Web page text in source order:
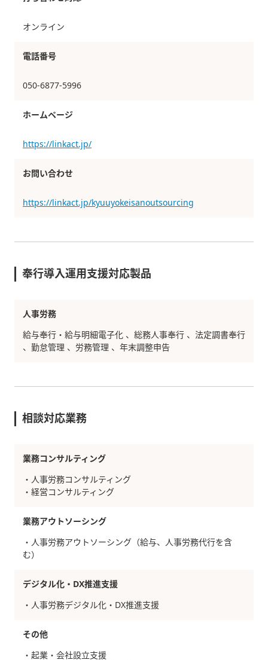
オンライン
電話番号
050-6877-5996
ホームページ
https://linkact.jp/
お問い合わせ
https://linkact.jp/kyuuyokeisanoutsourcing
奉行導入運用支援対応製品
人事労務
給与奉行・給与明細電子化 総務人事奉行
法定調書奉行
勤怠管理
労務管理 年末調整申告
相談対応業務
業務コンサルティング
・人事労務コンサルティング
・経営コンサルティング
業務アウトソーシング
・人事労務アウトソーシング（給与、人事労務代行を含
む）
デジタル化・DX推進支援
・人事労務デジタル化・DX推進支援
その他
・起業・会社設立支援